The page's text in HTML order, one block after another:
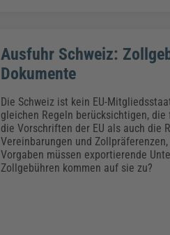
Ausfuhr Schweiz:
Dokumente
Die Schweiz ist kein EU-
gleichen Regeln berücksichtigen,
die Vorschriften der EU als auch die
Vereinbarungen und
Vorgaben müssen exportierende
Zollgebühren kommen auf sie zu?